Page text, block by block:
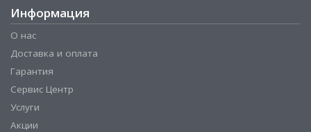
Информация
О нас
Доставка и оплата
Гарантия
Сервис Центр
Услуги
Акции